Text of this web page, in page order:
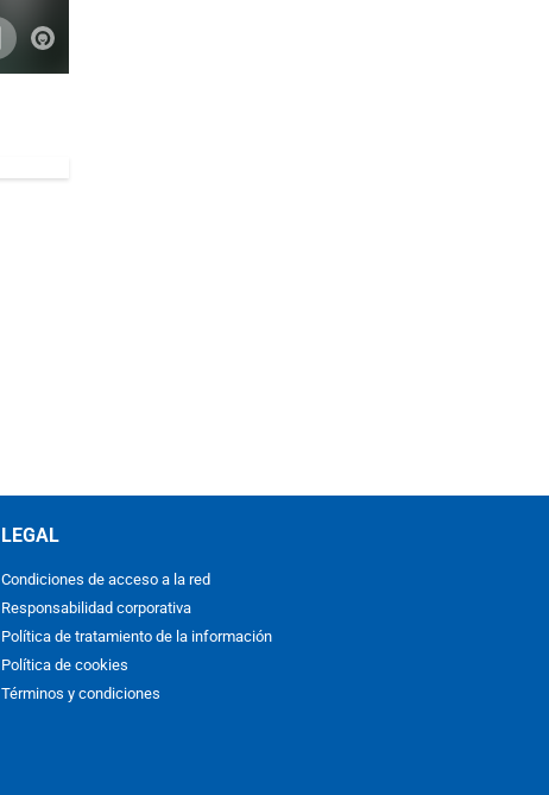
LEGAL
Condiciones de acceso a la red
Responsabilidad corporativa
Política de tratamiento de la información
Política de cookies
Términos y condiciones